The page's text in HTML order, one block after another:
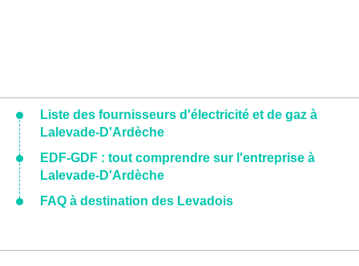
Liste des fournisseurs d'électricité et de gaz à
Lalevade-D'Ardèche
EDF-GDF : tout comprendre sur l'entreprise à
Lalevade-D'Ardèche
FAQ à destination des Levadois